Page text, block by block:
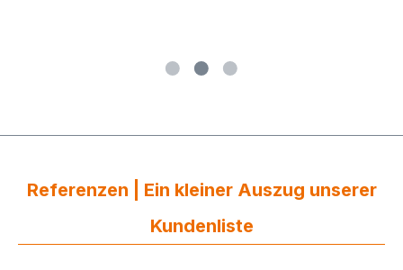
Referenzen | Ein kleiner Auszug unserer
Kundenliste